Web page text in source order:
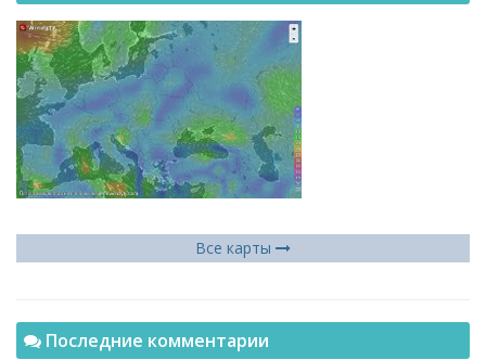
Все карты
Последние комментарии